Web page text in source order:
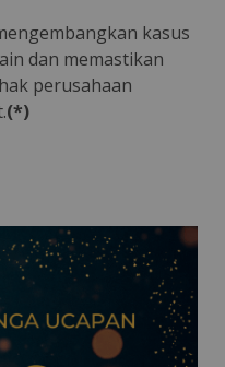
kasus
dan memastikan
perusahaan
(*)